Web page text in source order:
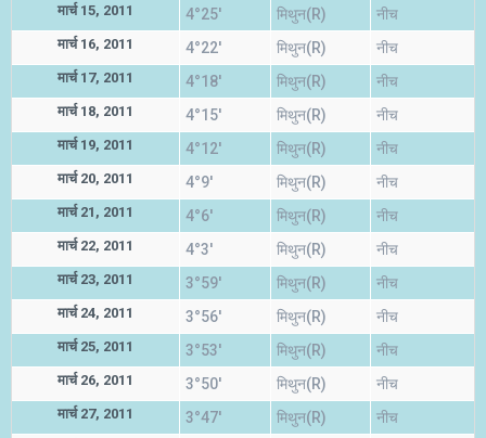
मार्च 15, 2011 4°25' मिथुन(R) नीच
मार्च 16, 2011 4°22' मिथुन(R) नीच
मार्च 17, 2011 4°18' मिथुन(R) नीच
मार्च 18, 2011 4°15' मिथुन(R) नीच
मार्च 19, 2011 4°12' मिथुन(R) नीच
मार्च 20, 2011 4°9' मिथुन(R) नीच
मार्च 21, 2011 4°6' मिथुन(R) नीच
मार्च 22, 2011 4°3' मिथुन(R) नीच
मार्च 23, 2011 3°59' मिथुन(R) नीच
मार्च 24, 2011 3°56' मिथुन(R) नीच
मार्च 25, 2011 3°53' मिथुन(R) नीच
मार्च 26, 2011 3°50' मिथुन(R) नीच
मार्च 27, 2011 3°47' मिथुन(R) नीच